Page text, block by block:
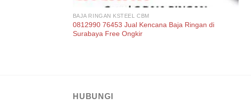
BAJA RINGAN KSTEEL CBM
0812990 76453 Jual Kencana Baja Ringan di
Surabaya Free Ongkir
HUBUNGI